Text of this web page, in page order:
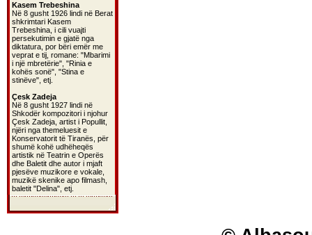
Kasem Trebeshina
Në 8 gusht 1926 lindi në Berat
shkrimtari Kasem
Trebeshina, i cili vuajti
persekutimin e gjatë nga
diktatura, por bëri emër me
veprat e tij, romane: "Mbarimi
i një mbretërie", "Rinia e
kohës sonë", "Stina e
stinëve", etj.
Çesk Zadeja
Në 8 gusht 1927 lindi në
Shkodër kompozitori i njohur
Çesk Zadeja, artist i Popullit,
njëri nga themeluesit e
Konservatorit të Tiranës, për
shumë kohë udhëheqës
artistik në Teatrin e Operës
dhe Baletit dhe autor i mjaft
pjesëve muzikore e vokale,
muzikë skenike apo filmash,
baletit "Delina", etj.